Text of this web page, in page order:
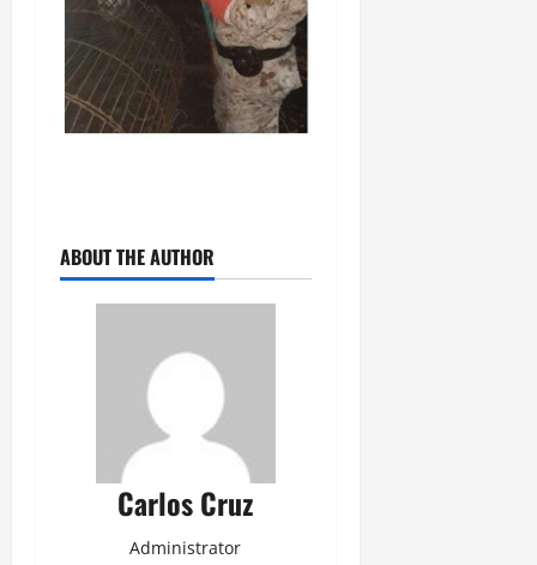
ABOUT THE AUTHOR
Carlos Cruz
Administrator